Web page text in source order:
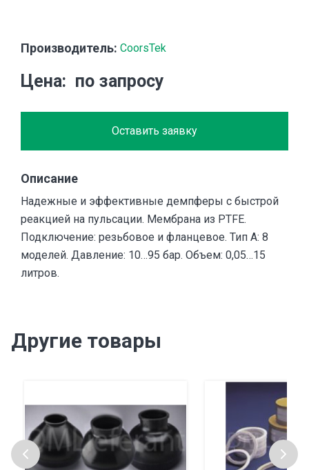
Производитель: CoorsTek
Цена по запросу
Оставить заявку
Описание
Надежные и эффективные демпферы с быстрой
реакцией на пульсации. Мембрана из PTFE.
Подключение: резьбовое и фланцевое. Тип А: 8
моделей. Давление: 10…95 бар. Объем: 0,05…15
литров.
Другие товары